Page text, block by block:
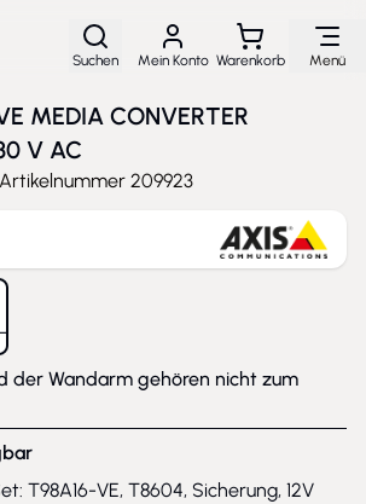
Suchen Mein Konto Warenkorb Menü
MEDIA CONVERTER
V AC
Artikelnummer 209923
T98A16-VE, T8604, Sicherung, 12V
der Wandarm gehören nicht zum